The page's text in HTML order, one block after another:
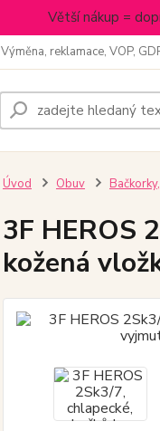
Větší nákup =
Výměna, reklamace, VOP,
Úvod Obuv
3F HEROS
kožená